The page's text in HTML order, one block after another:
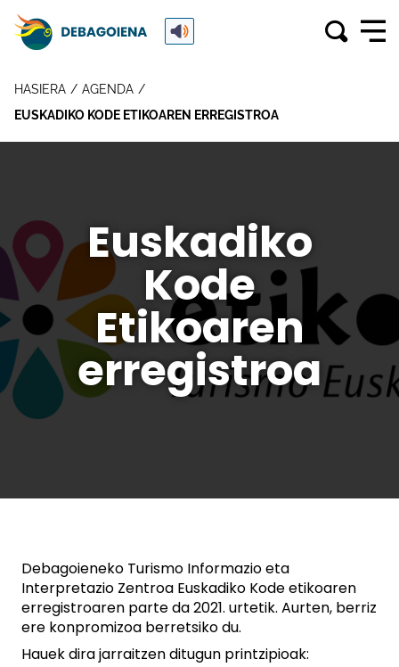
HASIERA
AGENDA
EUSKADIKO KODE ETIKOAREN ERREGISTROA
Euskadiko
Kode
Etikoaren
erregistroa
Debagoieneko Turismo Informazio eta
Interpretazio Zentroa Euskadiko Kode etikoaren
erregistroaren parte da 2021. urtetik. Aurten, berriz
ere konpromizoa berretsiko du.
Hauek dira jarraitzen ditugun printzipioak: